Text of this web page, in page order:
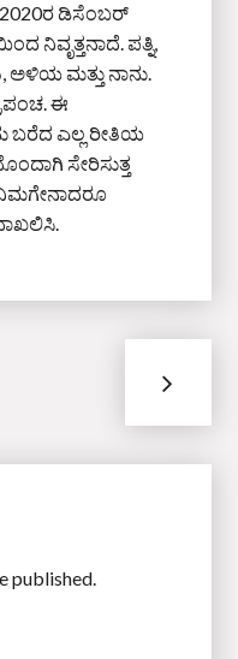
2020ರ ಡಿಸೆಂಬರ್‌
ನಿವೃತ್ತನಾದೆ. ಪತ್ನಿ,
ಮತ್ತು ನಾನು.
ಈ
ಬರೆದ ಎಲ್ಲ ರೀತಿಯ
ಸೇರಿಸುತ್ತ
published.